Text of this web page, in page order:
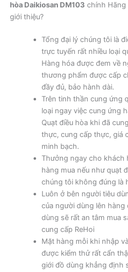
hòa Daikiosan DM103 chính Hãng
giới thiệu?
Tổng đại lý chúng tôi là
trực tuyến rất nhiều loại
Hàng hóa được đem về
thương phẩm được cấp
đầy đủ, bảo hành dài.
Trên tinh thần cung ứng
loại ngay việc cung ứng
Quạt điều hòa khi đã
thực, cung cấp thực, giá
minh bạch.
Thưởng ngay cho khách
hàng mua nếu như quạt
chúng tôi không đúng là
Luôn ở bên người tiêu
của người dùng lên hàng
dùng sẽ rất an tâm mua
cung cấp ReHoi
Mặt hàng mỗi khi nhập
được kiểm thử rất cẩn
giới đồ dùng khẳng định